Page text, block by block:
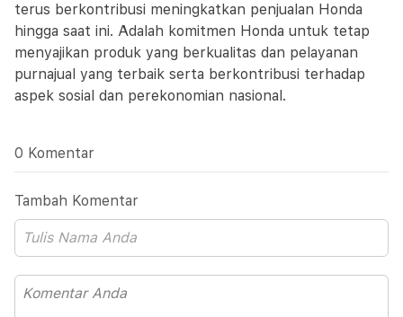
terus berkontribusi meningkatkan penjualan Honda
hingga saat ini. Adalah komitmen Honda untuk tetap
menyajikan produk yang berkualitas dan pelayanan
purnajual yang terbaik serta berkontribusi terhadap
aspek sosial dan perekonomian nasional.
0 Komentar
Tambah Komentar